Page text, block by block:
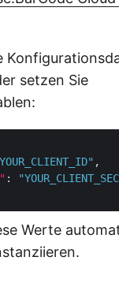
setzen Sie
:
Werte